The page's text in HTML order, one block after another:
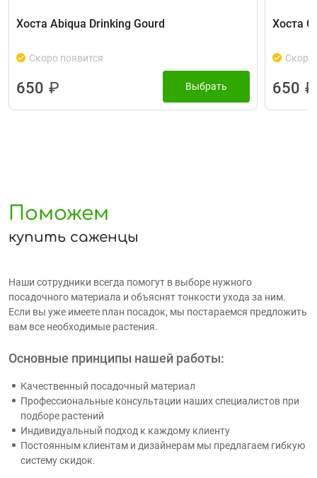
Хоста Abiqua Drinking Gourd
Скоро появится
650 ₽ Выбрать
Хоста
Скоро
650 ₽
Поможем
купить саженцы
Наши сотрудники всегда помогут в выборе нужного
посадочного материала и объяснят тонкости ухода за ним.
Если вы уже имеете план посадок, мы постараемся предложить
вам все необходимые растения.
Основные принципы нашей работы:
Качественный посадочный материал
Профессиональные консультации наших специалистов при
подборе растений
Индивидуальный подход к каждому клиенту
Постоянным клиентам и дизайнерам мы предлагаем гибкую
систему скидок.